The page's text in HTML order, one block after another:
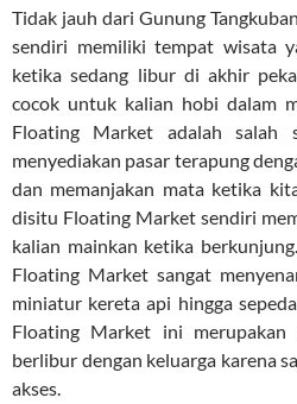
Tidak jauh dari Gunung
sendiri memiliki tempat wisata
ketika sedang libur di akhir
cocok untuk kalian hobi dalam
Floating Market adalah salah
menyediakan pasar terapung
dan memanjakan mata ketika
disitu Floating Market sendiri
kalian mainkan ketika
Floating Market sangat
miniatur kereta api hingga
Floating Market ini
berlibur dengan keluarga karena
akses.